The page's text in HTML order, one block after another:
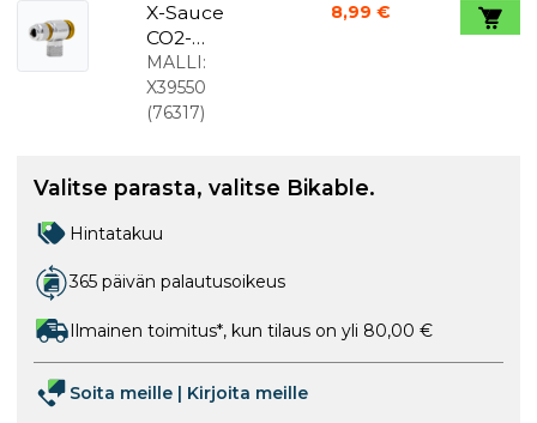
X-Sauce
CO2-
patruunan
sovitin
MALLI:
X39550
(76317)
8,99 €
Valitse parasta, valitse Bikable.
Hintatakuu
365 päivän palautusoikeus
Ilmainen toimitus*, kun tilaus on yli 80,00 €
Soita meille | Kirjoita meille